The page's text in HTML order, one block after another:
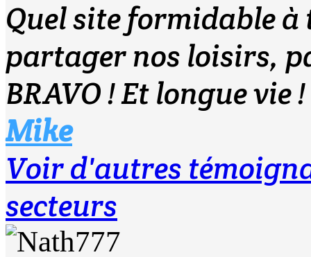
Quel site formidable à
partager nos loisirs,
BRAVO ! Et longue vie !
Mike
Voir d'autres
secteurs